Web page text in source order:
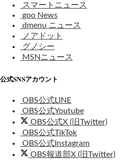
スマートニュース
goo News
dmenu ニュース
ノアドット
グノシー
MSNニュース
公式SNSアカウント
OBS公式LINE
OBS公式Youtube
OBS公式X (旧Twitter)
OBS公式TikTok
OBS公式Instagram
OBS報道部X (旧Twitter)